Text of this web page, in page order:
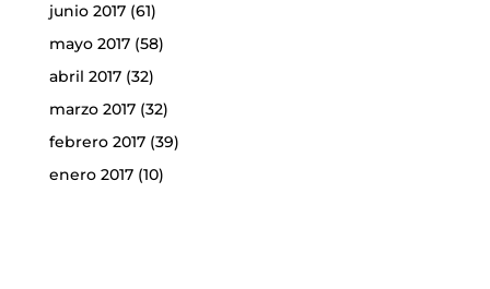
junio 2017(61)
mayo 2017(58)
abril 2017(32)
marzo 2017(32)
febrero 2017(39)
enero 2017(10)